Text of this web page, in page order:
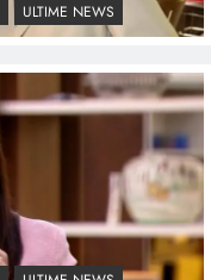
ULTIME NEWS